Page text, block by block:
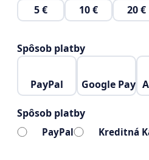
5 €
10 € 20 €
Spôsob platby
PayPal Google Pay
Spôsob platby
PayPal Kreditná